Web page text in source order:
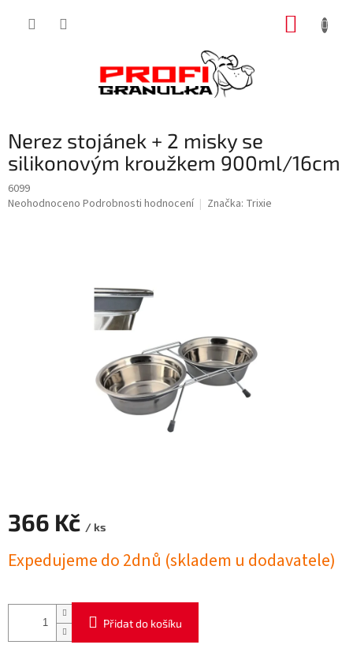
Nerez stojánek + 2 misky se
silikonovým kroužkem 900ml/16cm
6099
Průměrné
Neohodnoceno Podrobnosti hodnocení Značka: Trixie
366 Kč / ks
cena:
Expedujeme do 2dnů (skladem u dodavatele)
Přidat do košíku